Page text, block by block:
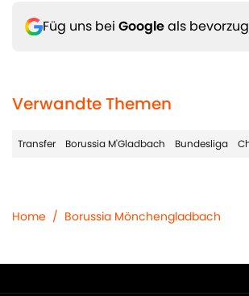
Füg uns bei Googleals
Verwandte Themen
Transfer Borussia M'Gladbach Bundesliga
Home / Borussia Mönchengladbach